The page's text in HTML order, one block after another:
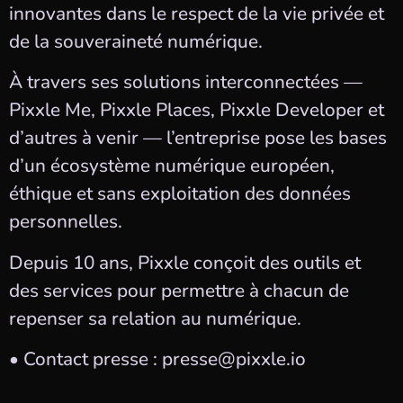
innovantes dans le respect de la vie privée et
de la souveraineté numérique.
À travers ses solutions interconnectées —
Pixxle Me, Pixxle Places, Pixxle Developer et
d’autres à venir — l’entreprise pose les bases
d’un écosystème numérique européen,
éthique et sans exploitation des données
personnelles.
Depuis 10 ans, Pixxle conçoit des outils et
des services pour permettre à chacun de
repenser sa relation au numérique.
• Contact presse : presse@pixxle.io